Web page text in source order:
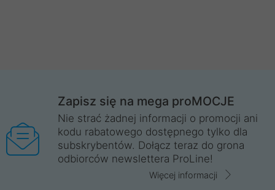
Zapisz się na mega proMOCJE
Nie strać żadnej informacji o promocji ani
kodu rabatowego dostępnego tylko dla
subskrybentów. Dołącz teraz do grona
odbiorców newslettera ProLine!
Więcej informacji